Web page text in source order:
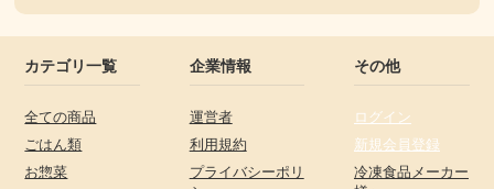
カテゴリ一覧
全ての商品
ごはん類
お惣菜
企業情報
運営者
利用規約
プライバシーポリ
その他
ログイン
新規会員登録
冷凍食品メーカー